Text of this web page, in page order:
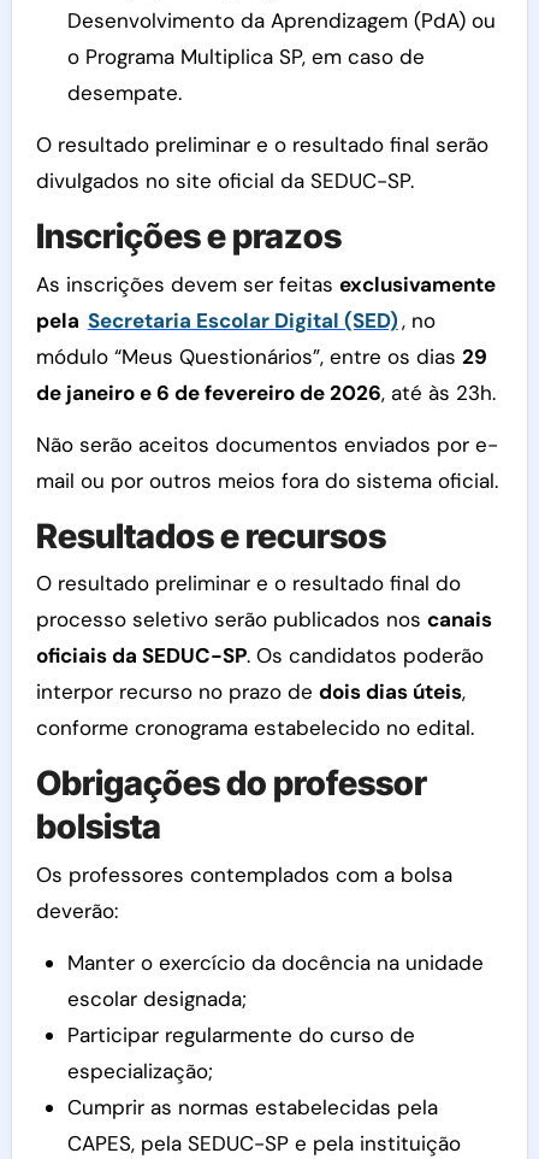
Desenvolvimento da Aprendizagem (PdA) ou
o Programa Multiplica SP, em caso de
desempate.
O resultado preliminar e o resultado final serão
divulgados no site oficial da SEDUC-SP.
Inscrições e prazos
As inscrições devem ser feitas exclusivamente
pela Secretaria Escolar Digital (SED), no
módulo “Meus Questionários”, entre os dias 29
de janeiro e 6 de fevereiro de 2026, até às 23h.
Não serão aceitos documentos enviados por e-
mail ou por outros meios fora do sistema oficial.
Resultados e recursos
O resultado preliminar e o resultado final do
processo seletivo serão publicados nos canais
oficiais da SEDUC-SP. Os candidatos poderão
interpor recurso no prazo de dois dias úteis,
conforme cronograma estabelecido no edital.
Obrigações do professor
bolsista
Os professores contemplados com a bolsa
deverão:
Manter o exercício da docência na unidade
escolar designada;
Participar regularmente do curso de
especialização;
Cumprir as normas estabelecidas pela
CAPES, pela SEDUC-SP e pela instituição